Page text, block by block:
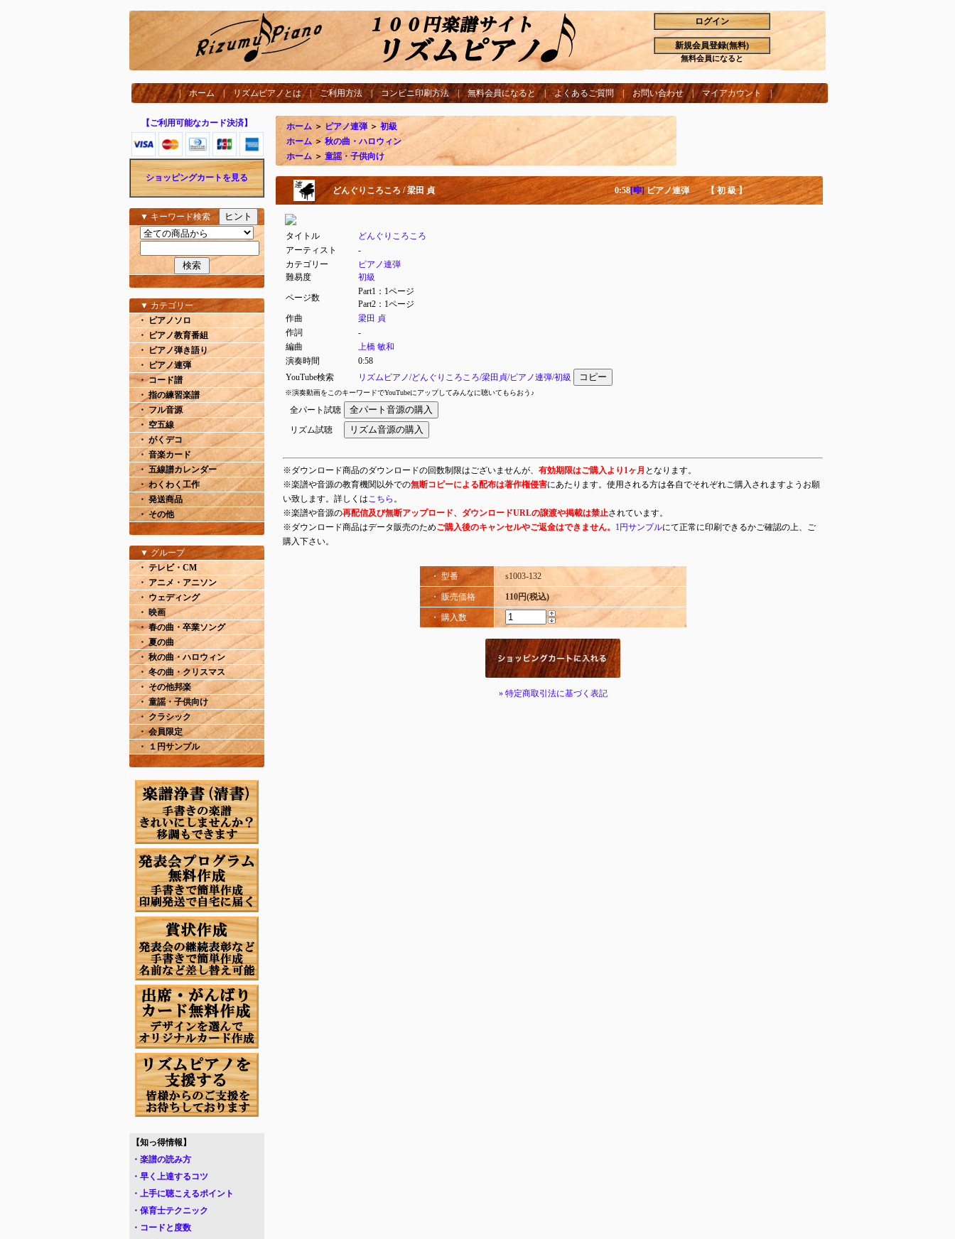
ログイン
新規会員登録(無料)
無料会員になると
|ホーム|リズムピアノとは|ご利用方法|コンビニ印刷方法|無料会員になると|よくあるご質問 |お問い合わせ|マイアカウント |
【ご利用可能なカード決済】
ショッピングカートを見る
▼ キーワード検索 ヒント
▼ カテゴリー
・ ピアノソロ
・ ピアノ教育番組
・ ピアノ弾き語り
・ ピアノ連弾
・ コード譜
・ 指の練習楽譜
・ フル音源
・ 空五線
・ がくデコ
・ 音楽カード
・ 五線譜カレンダー
・ わくわく工作
・ 発送商品
・ その他
▼ グループ
・ テレビ・CM
・ アニメ・アニソン
・ ウェディング
・ 映画
・ 春の曲・卒業ソング
・ 夏の曲
・ 秋の曲・ハロウィン
・ 冬の曲・クリスマス
・ その他邦楽
・ 童謡・子供向け
・ クラシック
・ 会員限定
・ １円サンプル
【知っ得情報】
・楽譜の読み方
・早く上達するコツ
・上手に聴こえるポイント
・保育士テクニック
・コードと度数
ホーム ＞ ピアノ連弾 ＞ 初級
ホーム ＞ 秋の曲・ハロウィン
ホーム ＞ 童謡・子供向け
どんぐりころころ / 梁田 貞 0:58[🎼] ピアノ連弾 【 初 級 】
タイトル
どんぐりころころ
アーティスト
-
カテゴリー
難易度
ピアノ連弾
初級
ページ数
Part1：1ページ
Part2：1ページ
作曲
梁田 貞
作詞
-
編曲
上橋 敏和
演奏時間
0:58
YouTube検索
リズムピアノ/どんぐりころころ/梁田貞/ピアノ連弾/初級 コピー
※演奏動画をこのキーワードでYouTubeにアップしてみんなに聴いてもらおう♪
全パート試聴 全パート音源の購入
リズム試聴 リズム音源の購入
※ダウンロード商品のダウンロードの回数制限はございませんが、 有効期限はご購入より1ヶ月 となります。
※楽譜や音源の教育機関以外での無断コピーによる配布は著作権侵害にあたります。使用される方は各自でそれぞれご購入されますようお願
い致します。詳しくはこちら 。
※楽譜や音源の再配信及び無断アップロード、ダウンロードURLの譲渡や掲載は禁止されています。
※ダウンロード商品はデータ販売のためご購入後のキャンセルやご返金はできません。 1円サンプルにて正常に印刷できるかご確認の上、ご
購入下さい。
・ 型番 s1003-132
・ 販売価格 110円(税込)
・ 購入数
» 特定商取引法に基づく表記